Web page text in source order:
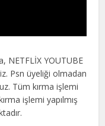
NETFLİX YOUTUBE
Psn üyeliği olmadan
Tüm kırma işlemi
işlemi yapılmış